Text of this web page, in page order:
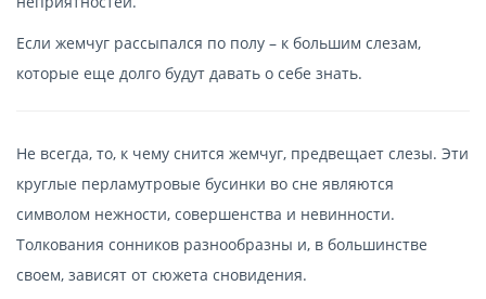
Если жемчуг рассыпался по полу – к большим слезам,
которые еще долго будут давать о себе знать.
Не всегда, то, к чему снится жемчуг, предвещает слезы. Эти
круглые перламутровые бусинки во сне являются
символом нежности, совершенства и невинности.
Толкования сонников разнообразны и, в большинстве
своем, зависят от сюжета сновидения.